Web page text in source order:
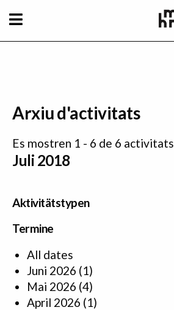
Arxiu d'activitats
Es mostren 1 - 6 de 6 activitats
Juli 2018
Aktivitätstypen
Termine
All dates
Juni 2026 (1)
Mai 2026 (4)
April 2026 (1)